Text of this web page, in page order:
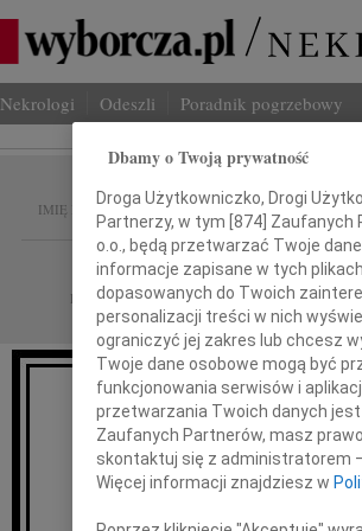
Nekrologi Odeszli Poradnik pogrzebowy
IMIĘ I NAZWISKO: Zdzisław
REGION: Lublin
DATA EMISJI: 25.02.2022
Z głębokim żalem
w wieku 70 lat odszedł nasz
Dbamy o Twoją prywatność
Droga Użytkowniczko, Drogi
Partnerzy, w tym [874] Zaufanych
o.o., będą przetwarzać Twoje
informacje zapisane w tych
dopasowanych do Twoich
personalizacji treści w nich
ograniczyć jej zakres lub chcesz
Twoje dane osobowe mogą być
funkcjonowania serwisów i
przetwarzania Twoich danych jest
Zaufanych Partnerów, masz
skontaktuj się z administratorem
Więcej informacji znajdziesz w